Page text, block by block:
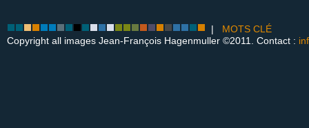
| MOTS CLÉ
Copyright all images Jean-François Hagenmuller ©2011. Contact :